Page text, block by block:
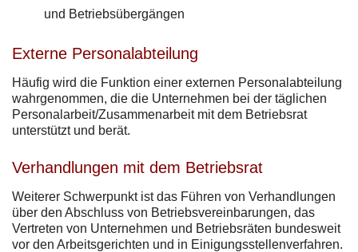
und Betriebsübergängen
Externe Personalabteilung
Häufig wird die Funktion einer externen Personalabteilung
wahrgenommen, die die Unternehmen bei der täglichen
Personalarbeit/Zusammenarbeit mit dem Betriebsrat
unterstützt und berät.
Verhandlungen mit dem Betriebsrat
Weiterer Schwerpunkt ist das Führen von Verhandlungen
über den Abschluss von Betriebsvereinbarungen, das
Vertreten von Unternehmen und Betriebsräten bundesweit
vor den Arbeitsgerichten und in Einigungsstellenverfahren.